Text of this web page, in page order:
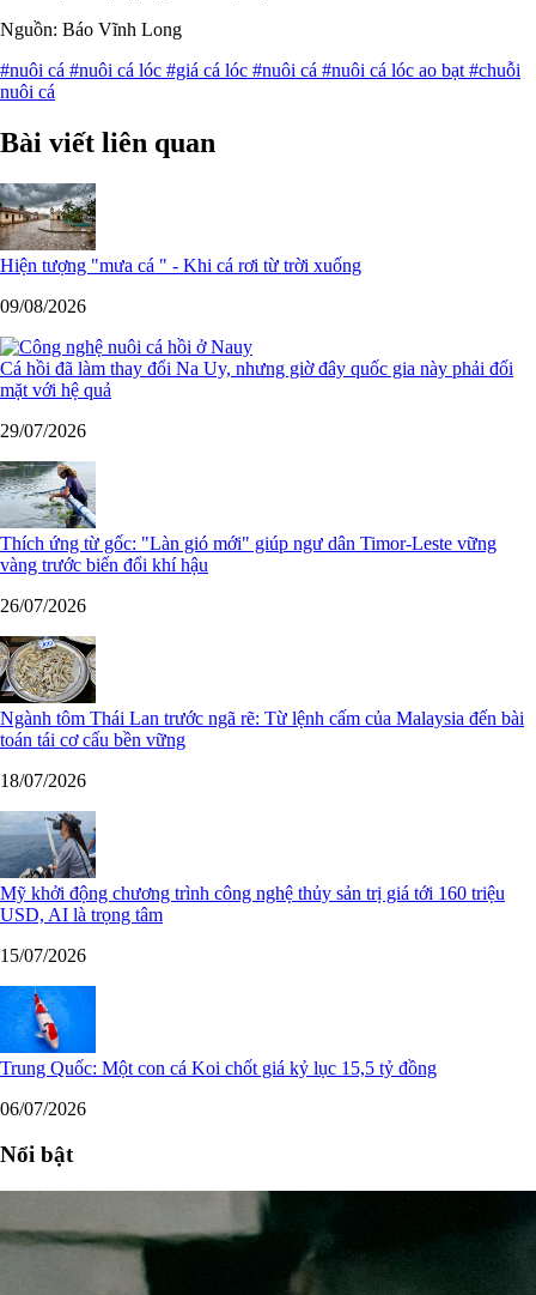
Nguồn: Báo Vĩnh Long
#nuôi cá #nuôi cá lóc #giá cá lóc #nuôi cá #nuôi cá lóc ao bạt #chuỗi
nuôi cá
Bài viết liên quan
Hiện tượng "mưa cá " - Khi cá rơi từ trời xuống
09/08/2026
Cá hồi đã làm thay đổi Na Uy, nhưng giờ đây quốc gia này phải đối
mặt với hệ quả
29/07/2026
Thích ứng từ gốc: "Làn gió mới" giúp ngư dân Timor-Leste vững
vàng trước biến đổi khí hậu
26/07/2026
Ngành tôm Thái Lan trước ngã rẽ: Từ lệnh cấm của Malaysia đến bài
toán tái cơ cấu bền vững
18/07/2026
Mỹ khởi động chương trình công nghệ thủy sản trị giá tới 160 triệu
USD, AI là trọng tâm
15/07/2026
Trung Quốc: Một con cá Koi chốt giá kỷ lục 15,5 tỷ đồng
06/07/2026
Nổi bật